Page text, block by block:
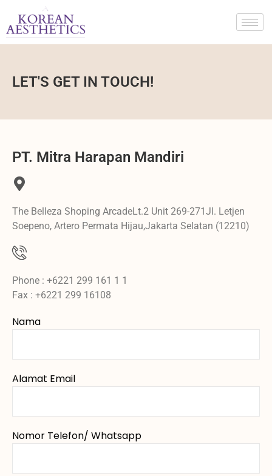
LET'S GET IN TOUCH!
PT. Mitra Harapan Mandiri
The Belleza Shoping ArcadeLt.2 Unit 269-271Jl. Letjen
Soepeno, Artero Permata Hijau,Jakarta Selatan (12210)
Phone : +6221 299 161 1 1
Fax : +6221 299 16108
Nama
Alamat Email
Nomor Telefon/ Whatsapp